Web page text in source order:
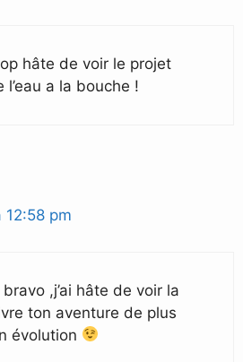
hâte de voir le projet
a la bouche !
pm
,j’ai hâte de voir la
ton aventure de plus
évolution